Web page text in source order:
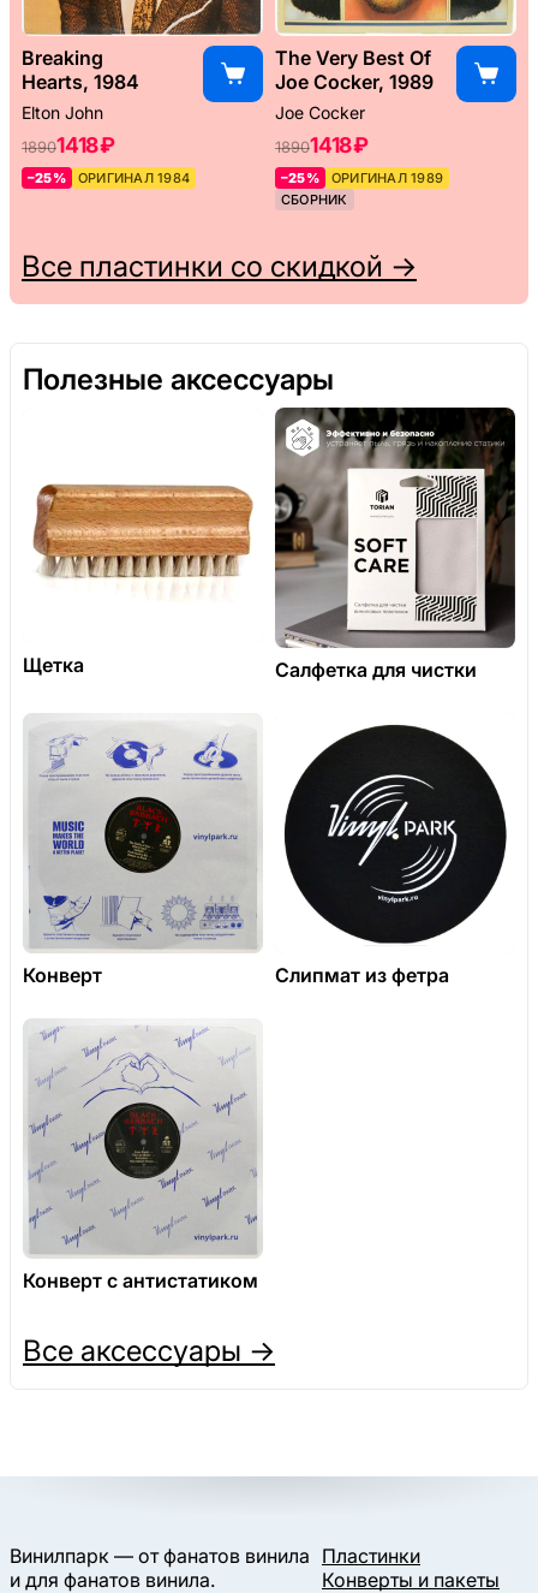
Breaking
Hearts, 1984
Elton John
18901418 ₽
–25% ОРИГИНАЛ 1984
The Very Best Of
Joe Cocker, 1989
Joe Cocker
18901418 ₽
–25%
ОРИГИНАЛ 1989
СБОРНИК
Все пластинки со скидкой →
Полезные аксессуары
Щетка Салфетка для чистки
Конверт Слипмат из фетра
Конверт с антистатиком
Все аксессуары →
Винилпарк — от фанатов винила
и для фанатов винила.
Пластинки
Конверты и пакеты